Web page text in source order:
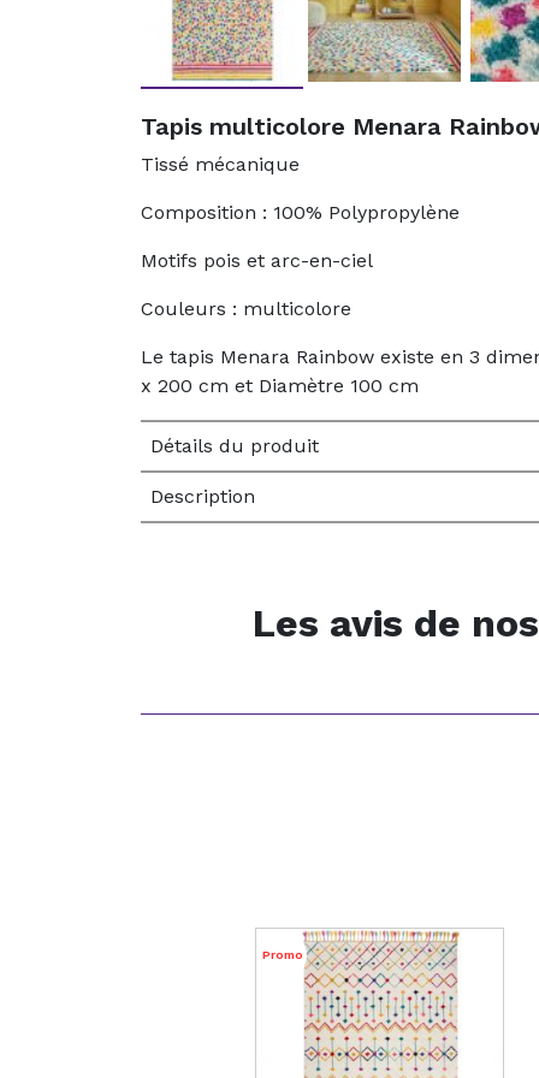
Tapis multicolore Menara
Tissé mécanique
Composition : 100% Polypropylène
Motifs pois et arc-en-ciel
Couleurs : multicolore
Le tapis Menara Rainbow existe en 3
x 200 cm et Diamètre 100 cm
Détails du produit
Description
Les avis de
Promo